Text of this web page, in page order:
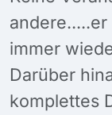
immer
Darüber
komplettes